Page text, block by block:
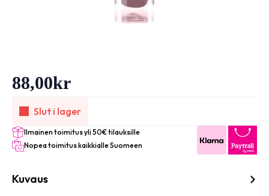
88,00kr
Slut i lager
Ilmainen toimitus yli 50€ tilauksille
Nopea toimitus kaikkialle Suomeen
Kuvaus